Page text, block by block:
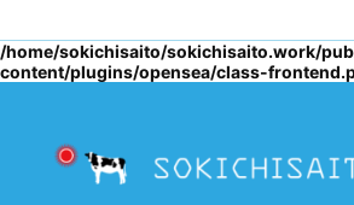
/home/sokichisaito/sokichisaito.work/
content/plugins/opensea/class-